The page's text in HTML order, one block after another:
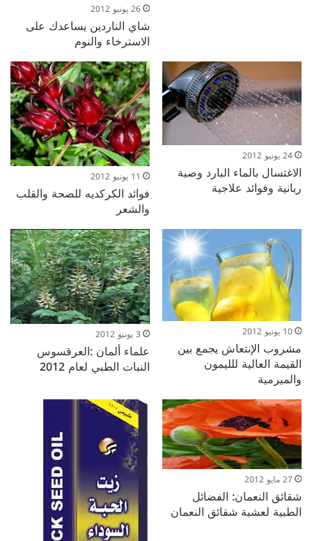
26 يونيو 2012
شاي الناردين يساعدك على
الاسترخاء والنوم
24 يونيو 2012
الاغتسال بالماء البارد وصية
ربانية وفوائد علاجية
11 يونيو 2012
فوائد الكركديه للصحة والقلب
والشعر
10 يونيو 2012
مشروب الإنتعاش يجمع بين
القيمة العالية للليمون
والميرمية
3 يونيو 2012
علماء ألمان :العرقسوس
النبات الطبي لعام 2012
27 مايو 2012
شقائق النعمان: الفضائل
الطبية لعشبة شقائق النعمان